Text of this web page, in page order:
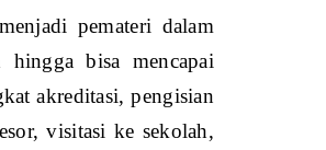
pemateri dalam
bisa mencapai
akreditasi, pengisian
visitasi ke sekolah,